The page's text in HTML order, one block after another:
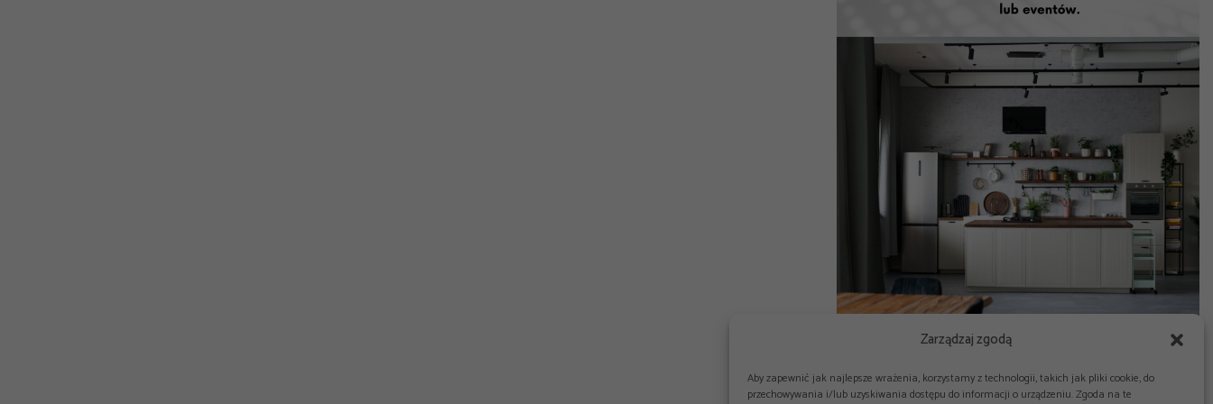
Zarządzaj zgodą
Aby zapewnić jak najlepsze wrażenia, korzystamy z technologii, takich jak pliki cookie, do
przechowywania i/lub uzyskiwania dostępu do informacji o urządzeniu. Zgoda na te